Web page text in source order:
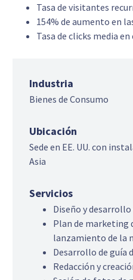
Tasa de visitantes
154% de aumento en
Tasa de clicks media
Industria
Bienes de Consumo
Ubicación
Sede en EE. UU. con
Asia
Servicios
Diseño y desarrollo
Plan de marketing
lanzamiento de la
Desarrollo de guía
Redacción y